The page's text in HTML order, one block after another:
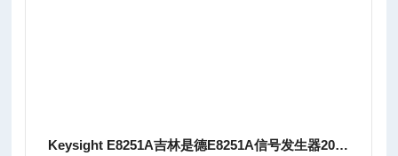
Keysight E8251A吉林是德E8251A信号发生器20G租赁销售